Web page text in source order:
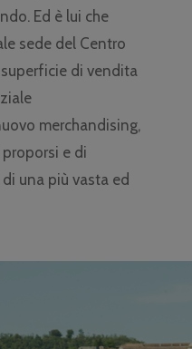
Ed è lui che
sede del Centro
di vendita
merchandising,
e di
una più vasta ed